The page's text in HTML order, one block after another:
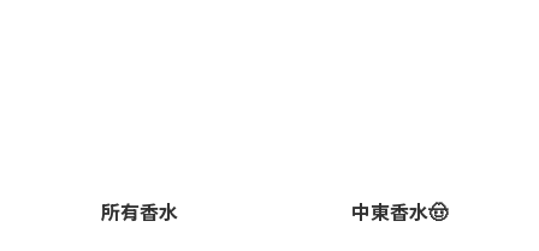
所有香水 中東香水🤠